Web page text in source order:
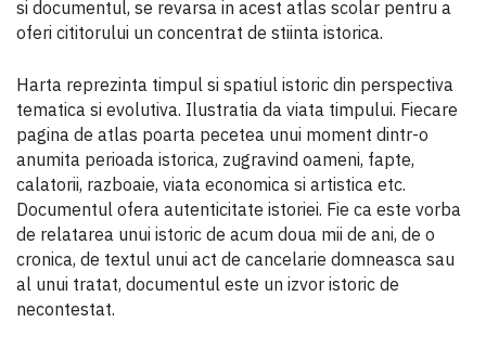
si documentul, se revarsa in acest atlas scolar pentru a
oferi cititorului un concentrat de stiinta istorica.
Harta reprezinta timpul si spatiul istoric din perspectiva
tematica si evolutiva. Ilustratia da viata timpului. Fiecare
pagina de atlas poarta pecetea unui moment dintr-o
anumita perioada istorica, zugravind oameni, fapte,
calatorii, razboaie, viata economica si artistica etc.
Documentul ofera autenticitate istoriei. Fie ca este vorba
de relatarea unui istoric de acum doua mii de ani, de o
cronica, de textul unui act de cancelarie domneasca sau
al unui tratat, documentul este un izvor istoric de
necontestat.